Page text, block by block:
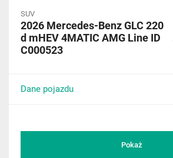
SUV
2026 Mercedes-Benz GLC 220
d mHEV 4MATIC AMG Line ID
C000523
Dane pojazdu
Pokaż